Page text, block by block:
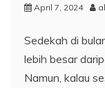
April 7, 2024
Sedekah di
lebih besar
Namun, kalau